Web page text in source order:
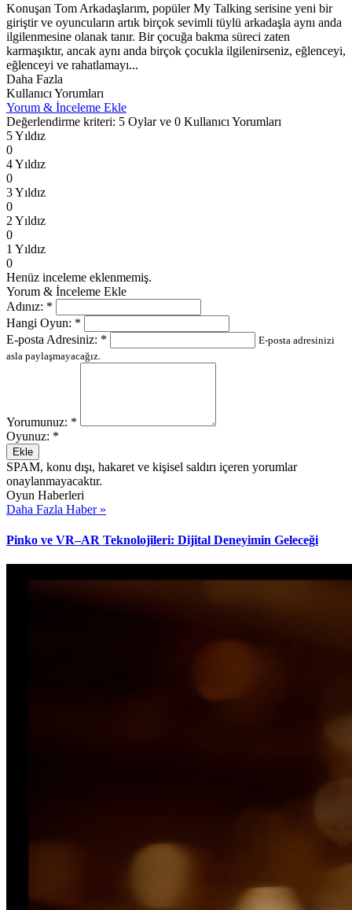
Konuşan Tom Arkadaşlarım, popüler My Talking serisine yeni bir
giriştir ve oyuncuların artık birçok sevimli tüylü arkadaşla aynı anda
ilgilenmesine olanak tanır. Bir çocuğa bakma süreci zaten
karmaşıktır, ancak aynı anda birçok çocukla ilgilenirseniz, eğlenceyi,
eğlenceyi ve rahatlamayı...
Daha Fazla
Kullanıcı Yorumları
Yorum & İnceleme Ekle
Değerlendirme kriteri: 5 Oylar ve 0 Kullanıcı Yorumları
5 Yıldız
0
4 Yıldız
0
3 Yıldız
0
2 Yıldız
0
1 Yıldız
0
Henüz inceleme eklenmemiş.
Yorum & İnceleme Ekle
Adınız: *
Hangi Oyun: *
E-posta Adresiniz: *
E-posta adresinizi
asla paylaşmayacağız.
Yorumunuz: *
Oyunuz: *
Ekle
SPAM, konu dışı, hakaret ve kişisel saldırı içeren yorumlar
onaylanmayacaktır.
Oyun Haberleri
Daha Fazla Haber »
Pinko ve VR–AR Teknolojileri: Dijital Deneyimin Geleceği